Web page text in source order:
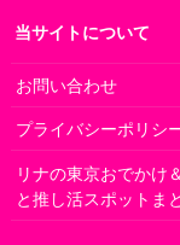
当サイトについて
お問い合わせ
プライバシーポリシ
リナの東京おでかけ
と推し活スポットま